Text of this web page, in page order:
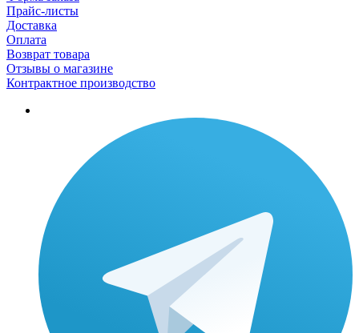
Прайс-листы
Доставка
Оплата
Возврат товара
Отзывы о магазине
Контрактное производство